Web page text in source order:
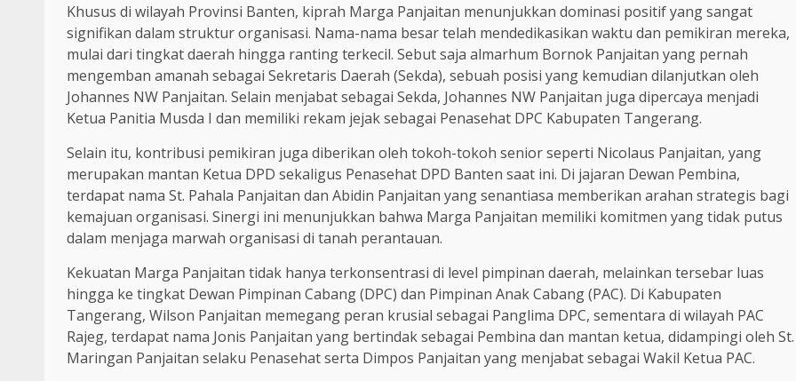
Khusus di wilayah Provinsi Banten, kiprah Marga Panjaitan menunjukkan dominasi positif yang sangat
signifikan dalam struktur organisasi. Nama-nama besar telah mendedikasikan waktu dan pemikiran mereka,
mulai dari tingkat daerah hingga ranting terkecil. Sebut saja almarhum Bornok Panjaitan yang pernah
mengemban amanah sebagai Sekretaris Daerah (Sekda), sebuah posisi yang kemudian dilanjutkan oleh
Johannes NW Panjaitan. Selain menjabat sebagai Sekda, Johannes NW Panjaitan juga dipercaya menjadi
Ketua Panitia Musda I dan memiliki rekam jejak sebagai Penasehat DPC Kabupaten Tangerang.
Selain itu, kontribusi pemikiran juga diberikan oleh tokoh-tokoh senior seperti Nicolaus Panjaitan, yang
merupakan mantan Ketua DPD sekaligus Penasehat DPD Banten saat ini. Di jajaran Dewan Pembina,
terdapat nama St. Pahala Panjaitan dan Abidin Panjaitan yang senantiasa memberikan arahan strategis bagi
kemajuan organisasi. Sinergi ini menunjukkan bahwa Marga Panjaitan memiliki komitmen yang tidak putus
dalam menjaga marwah organisasi di tanah perantauan.
Kekuatan Marga Panjaitan tidak hanya terkonsentrasi di level pimpinan daerah, melainkan tersebar luas
hingga ke tingkat Dewan Pimpinan Cabang (DPC) dan Pimpinan Anak Cabang (PAC). Di Kabupaten
Tangerang, Wilson Panjaitan memegang peran krusial sebagai Panglima DPC, sementara di wilayah PAC
Rajeg, terdapat nama Jonis Panjaitan yang bertindak sebagai Pembina dan mantan ketua, didampingi oleh St.
Maringan Panjaitan selaku Penasehat serta Dimpos Panjaitan yang menjabat sebagai Wakil Ketua PAC.